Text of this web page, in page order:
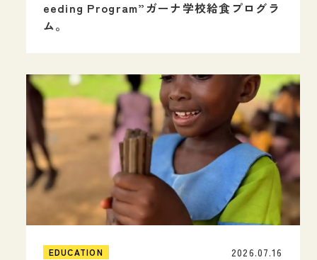
eeding Program”ガーナ学校給食プログラ
ム。
EDUCATION 2026.07.16